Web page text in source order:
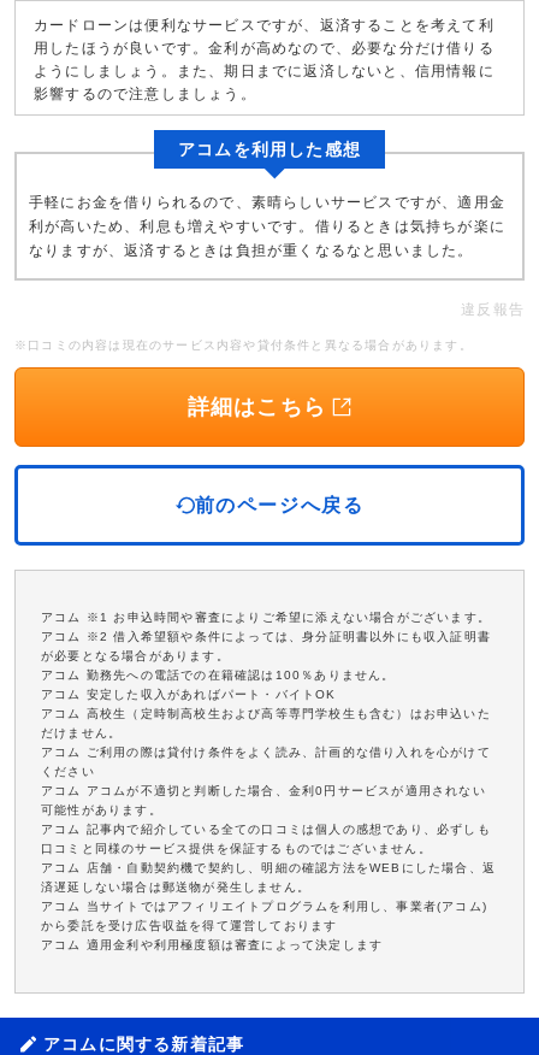
カードローンは便利なサービスですが、返済することを考えて利
用したほうが良いです。金利が高めなので、必要な分だけ借りる
ようにしましょう。また、期日までに返済しないと、信用情報に
影響するので注意しましょう。
アコムを利用した感想
手軽にお金を借りられるので、素晴らしいサービスですが、適用金
利が高いため、利息も増えやすいです。借りるときは気持ちが楽に
なりますが、返済するときは負担が重くなるなと思いました。
違反報告
※口コミの内容は現在のサービス内容や貸付条件と異なる場合があります。
詳細はこちら
前のページへ戻る
アコム ※1 お申込時間や審査によりご希望に添えない場合がございます。
アコム ※2 借入希望額や条件によっては、身分証明書以外にも収入証明書
が必要となる場合があります。
アコム 勤務先への電話での在籍確認は100％ありません。
アコム 安定した収入があればパート・バイトOK
アコム 高校生（定時制高校生および高等専門学校生も含む）はお申込いた
だけません。
アコム ご利用の際は貸付け条件をよく読み、計画的な借り入れを心がけて
ください
アコム アコムが不適切と判断した場合、金利0円サービスが適用されない
可能性があります。
アコム 記事内で紹介している全ての口コミは個人の感想であり、必ずしも
口コミと同様のサービス提供を保証するものではございません。
アコム 店舗・自動契約機で契約し、明細の確認方法をWEBにした場合、返
済遅延しない場合は郵送物が発生しません。
アコム 当サイトではアフィリエイトプログラムを利用し、事業者(アコム)
から委託を受け広告収益を得て運営しております
アコム 適用金利や利用極度額は審査によって決定します
アコムに関する新着記事